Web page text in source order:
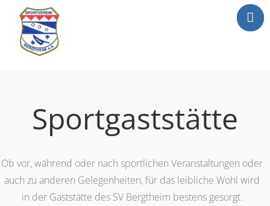
Abteilungen
Sportgaststätte
Info
Anträge
Media
Sportgaststätte
Ob vor, während oder nach sportlichen Veranstaltungen oder
auch zu anderen Gelegenheiten, für das leibliche Wohl wird
in der Gaststätte des SV Bergtheim bestens gesorgt.